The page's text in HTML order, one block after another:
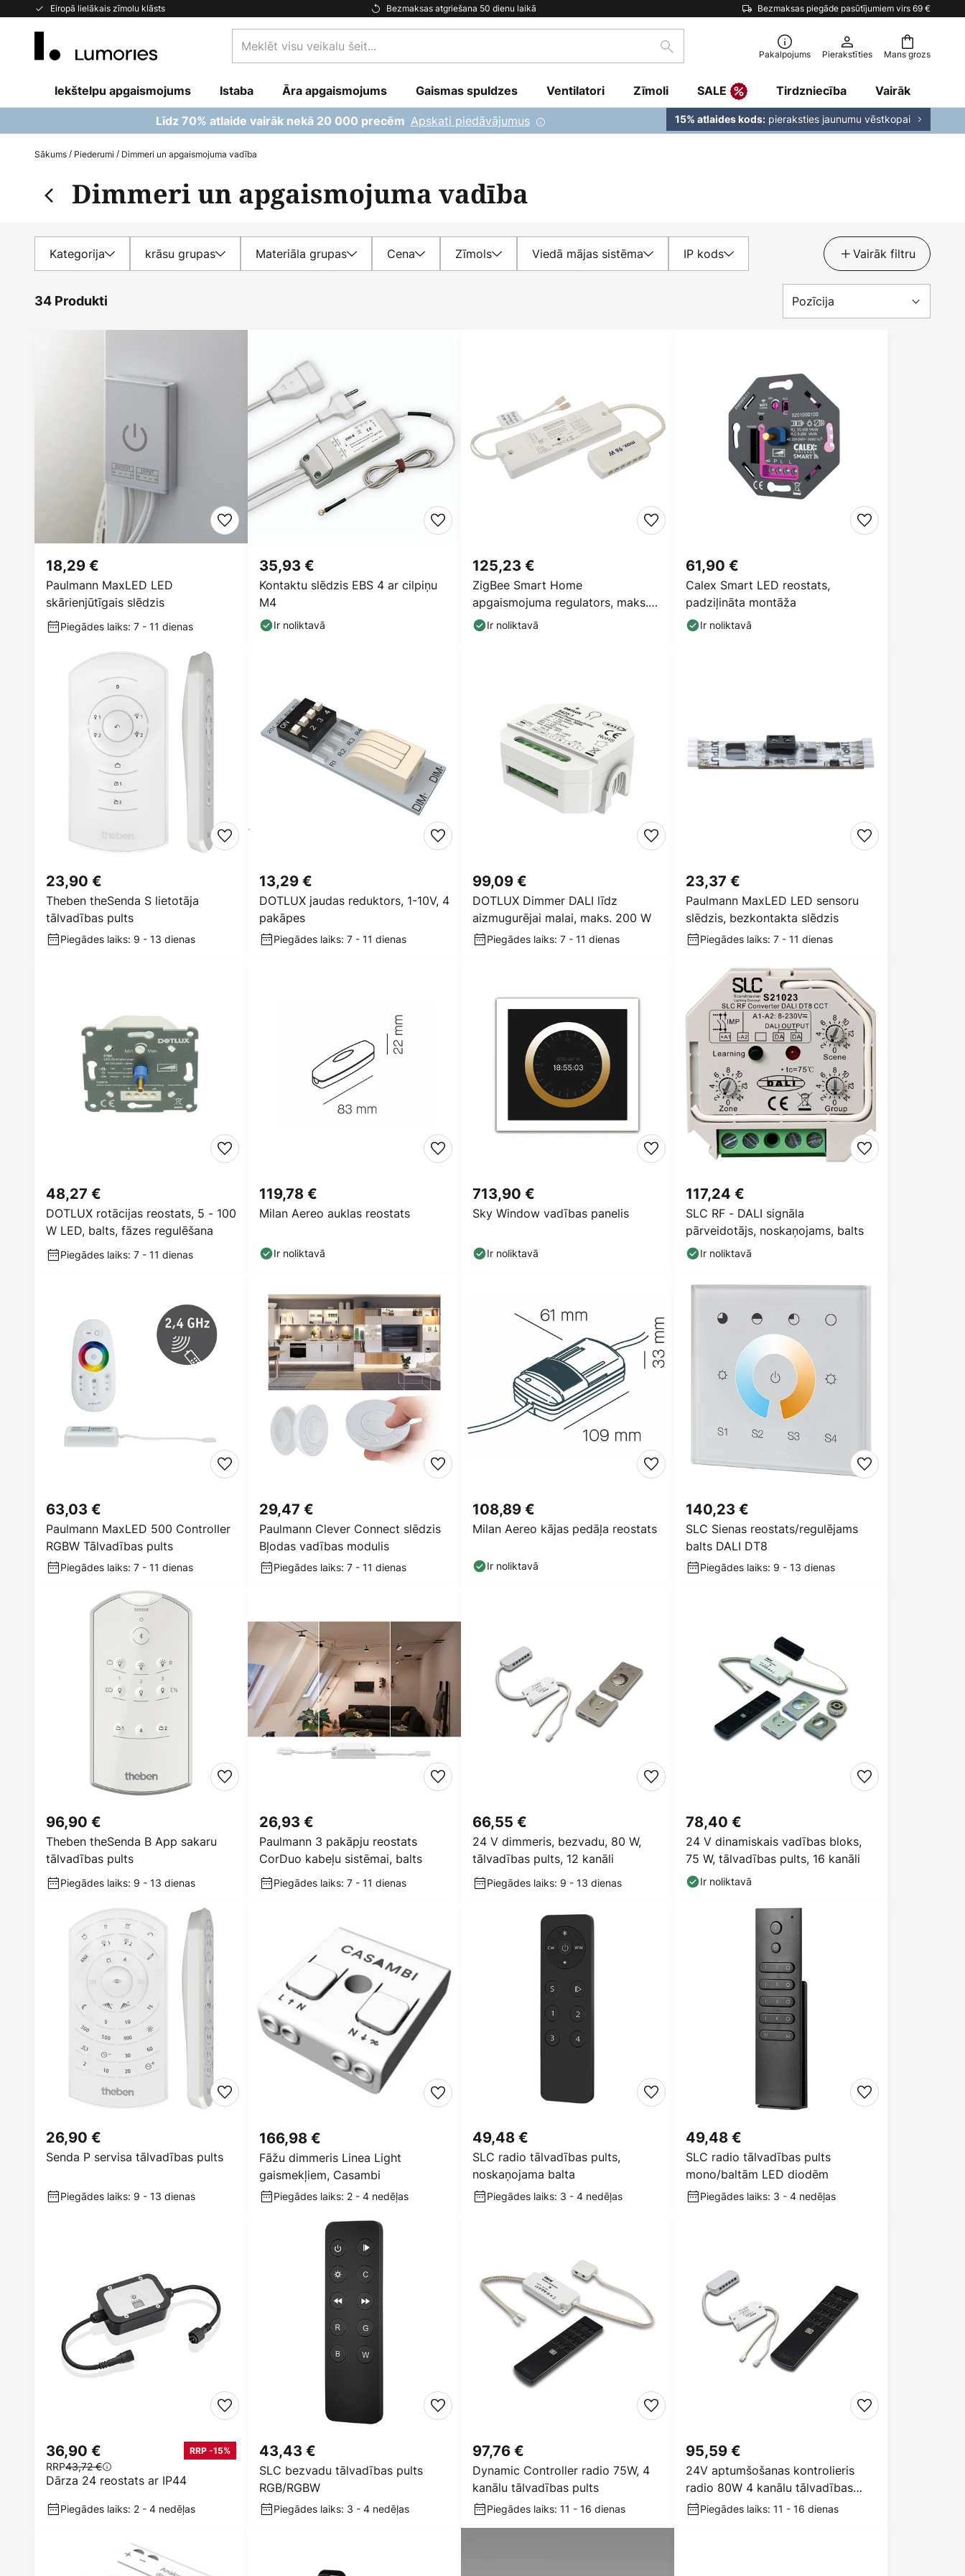
Eiropā lielākais zīmolu klāsts Bezmaksas atgriešana 50 dienu laikā Bezmaksas piegāde pasūtījumiem virs 69 €
Skip
Mans grozs
visu
šeit...
Meklēšana Pakalpojums Pierakstīties
Iekštelpu apgaismojums Istaba Āra apgaismojums Gaismas spuldzes Ventilatori Zīmoli SALE Tirdzniecība Vairāk
Līdz 70% atlaide vairāk nekā 20 000 precēm Apskati piedāvājumus 15% atlaides kods: pieraksties jaunumu vēstkopai
Sākums Piederumi Dimmeri un apgaismojuma vadība
Dimmeri un apgaismojuma vadība
Kategorija krāsu grupas Materiāla grupas Cena Zīmols Viedā mājas sistēma IP kods Vairāk filtru
34 Produkti
Paulmann MaxLED LED
skārienjūtīgais slēdzis
18,29 €
Piegādes laiks: 7 - 11 dienas
Kontaktu slēdzis EBS 4 ar cilpiņu
M4
35,93 €
Ir noliktavā
ZigBee Smart Home
apgaismojuma regulators, maks.
96W LED 24
125,23 €
Ir noliktavā
Calex Smart LED reostats,
padziļināta montāža
61,90 €
Ir noliktavā
Theben theSenda S lietotāja
tālvadības pults
23,90 €
Piegādes laiks: 9 - 13 dienas
DOTLUX jaudas reduktors, 1-10V, 4
pakāpes
13,29 €
Piegādes laiks: 7 - 11 dienas
DOTLUX Dimmer DALI līdz
aizmugurējai malai, maks. 200 W
99,09 €
Piegādes laiks: 7 - 11 dienas
Paulmann MaxLED LED sensoru
slēdzis, bezkontakta slēdzis
23,37 €
Piegādes laiks: 7 - 11 dienas
DOTLUX rotācijas reostats, 5 - 100
W LED, balts, fāzes regulēšana
48,27 €
Piegādes laiks: 7 - 11 dienas
Milan Aereo auklas reostats
119,78 €
Ir noliktavā
Sky Window vadības panelis
713,90 €
Ir noliktavā
SLC RF - DALI signāla
pārveidotājs, noskaņojams, balts
117,24 €
Ir noliktavā
Paulmann MaxLED 500 Controller
RGBW Tālvadības pults
63,03 €
Piegādes laiks: 7 - 11 dienas
Paulmann Clever Connect slēdzis
Bļodas vadības modulis
29,47 €
Piegādes laiks: 7 - 11 dienas
Milan Aereo kājas pedāļa reostats
108,89 €
Ir noliktavā
SLC Sienas reostats/regulējams
balts DALI DT8
140,23 €
Piegādes laiks: 9 - 13 dienas
Theben theSenda B App sakaru
tālvadības pults
96,90 €
Piegādes laiks: 9 - 13 dienas
Paulmann 3 pakāpju reostats
CorDuo kabeļu sistēmai, balts
26,93 €
Piegādes laiks: 7 - 11 dienas
24 V dimmeris, bezvadu, 80 W,
tālvadības pults, 12 kanāli
66,55 €
Piegādes laiks: 9 - 13 dienas
24 V dinamiskais vadības bloks,
75 W, tālvadības pults, 16 kanāli
78,40 €
Ir noliktavā
Senda P servisa tālvadības pults
26,90 €
Piegādes laiks: 9 - 13 dienas
Fāžu dimmeris Linea Light
gaismekļiem, Casambi
166,98 €
Piegādes laiks: 2 - 4 nedēļas
SLC radio tālvadības pults,
noskaņojama balta
49,48 €
Piegādes laiks: 3 - 4 nedēļas
SLC radio tālvadības pults
mono/baltām LED diodēm
49,48 €
Piegādes laiks: 3 - 4 nedēļas
Dārza 24 reostats ar IP44
36,90 € RRP -15%
RRP43,72 €
Piegādes laiks: 2 - 4 nedēļas
SLC bezvadu tālvadības pults
RGB/RGBW
43,43 €
Piegādes laiks: 3 - 4 nedēļas
Dynamic Controller radio 75W, 4
kanālu tālvadības pults
97,76 €
Piegādes laiks: 11 - 16 dienas
24V aptumšošanas kontrolieris
radio 80W 4 kanālu tālvadības
pults
95,59 €
Piegādes laiks: 11 - 16 dienas